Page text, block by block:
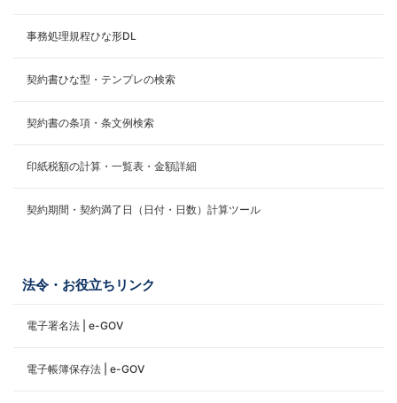
事務処理規程ひな形DL
契約書ひな型・テンプレの検索
契約書の条項・条文例検索
印紙税額の計算・一覧表・金額詳細
契約期間・契約満了日（日付・日数）計算ツール
法令・お役立ちリンク
電子署名法 | e-GOV
電子帳簿保存法 | e-GOV